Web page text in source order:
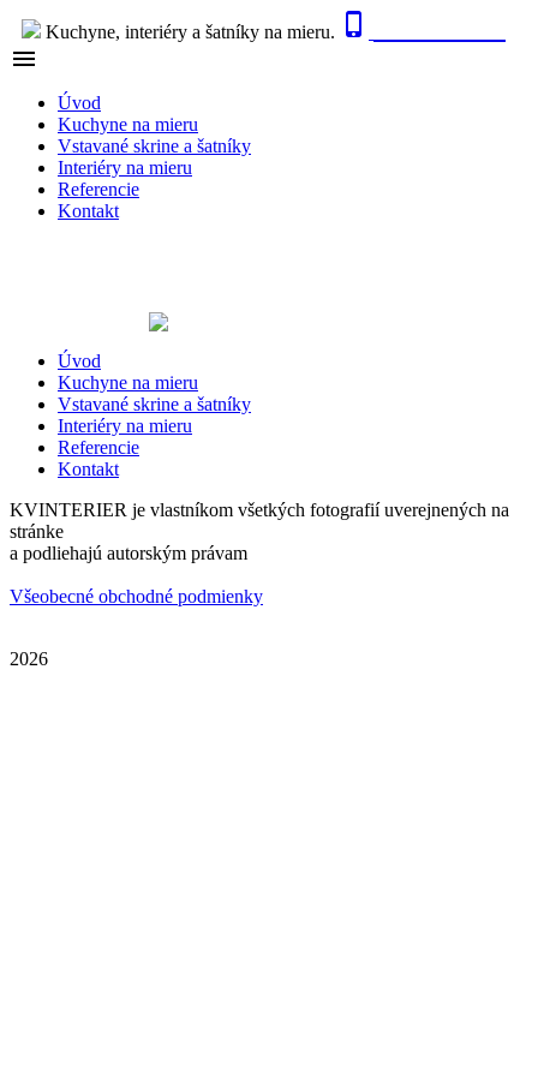
Kuchyne, interiéry a šatníky na mieru. 

Úvod
Kuchyne na mieru
Vstavané skrine a šatníky
Interiéry na mieru
Referencie
Kontakt
Úvod
Kuchyne na mieru
Vstavané skrine a šatníky
Interiéry na mieru
Referencie
Kontakt
KVINTERIER je vlastníkom všetkých fotografií uverejnených na
stránke
a podliehajú autorským právam
Všeobecné obchodné podmienky
2026